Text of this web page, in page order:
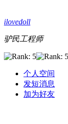
ilovedoll
驴民工程师
个人空间
发短消息
加为好友